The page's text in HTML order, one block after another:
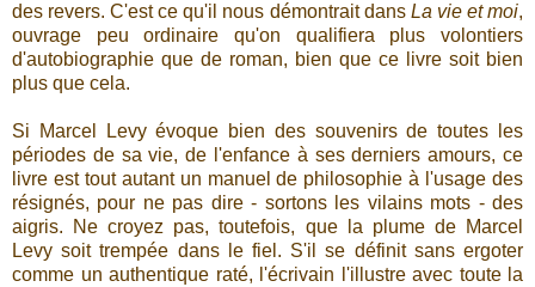
des revers. C'est ce qu'il nous démontrait dans La vie et moi,
ouvrage peu ordinaire qu'on qualifiera plus volontiers
d'autobiographie que de roman, bien que ce livre soit bien
plus que cela.
Si Marcel Levy évoque bien des souvenirs de toutes les
périodes de sa vie, de l'enfance à ses derniers amours, ce
livre est tout autant un manuel de philosophie à l'usage des
résignés, pour ne pas dire - sortons les vilains mots - des
aigris. Ne croyez pas, toutefois, que la plume de Marcel
Levy soit trempée dans le fiel. S'il se définit sans ergoter
comme un authentique raté, l'écrivain l'illustre avec toute la